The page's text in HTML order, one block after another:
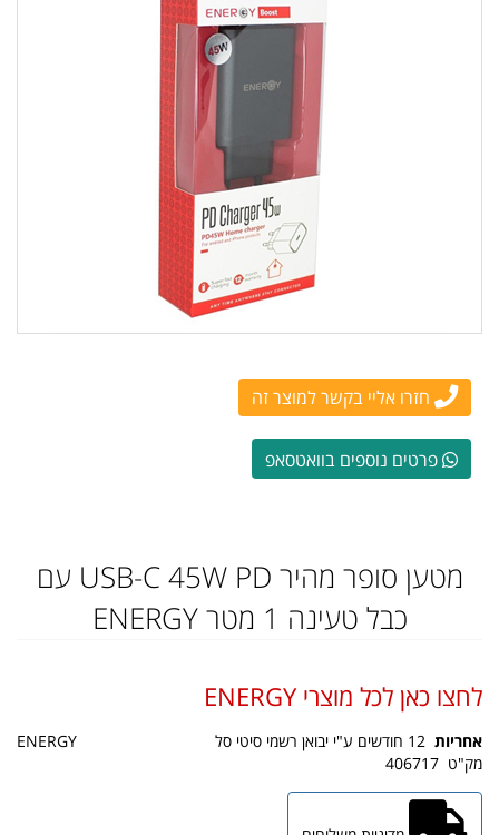
חזרו אליי בקשר למוצר זה
פרטים נוספים בוואטסאפ
מטען סופר מהיר USB-C 45W PD עם
כבל טעינה 1 מטר ENERGY
לחצו כאן לכל מוצרי ENERGY
ENERGY אחריות
מק"ט 406717